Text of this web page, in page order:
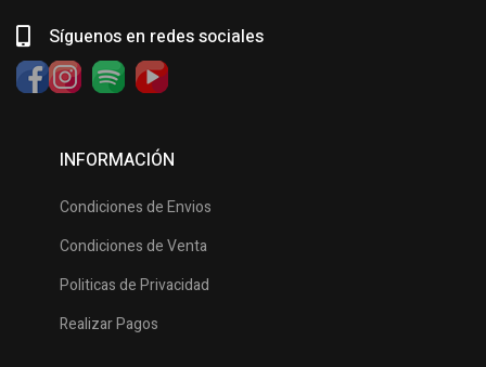
Síguenos en redes sociales
INFORMACIÓN
Condiciones de Envios
Condiciones de Venta
Politicas de Privacidad
Realizar Pagos